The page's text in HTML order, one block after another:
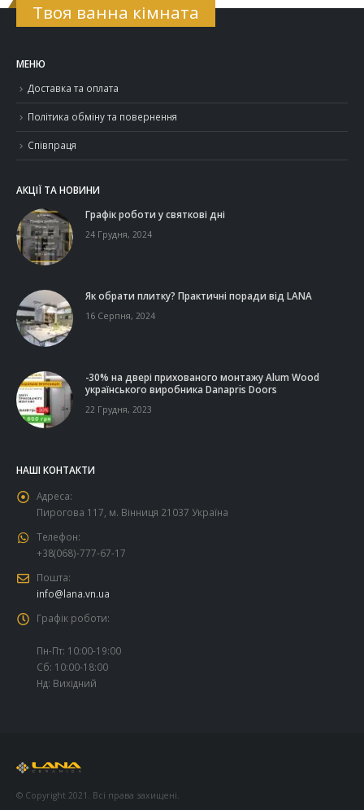
Твоя ванна кімната
МЕНЮ
Доставка та оплата
Політика обміну та повернення
Співпраця
АКЦІЇ ТА НОВИНИ
Графік роботи у святкові дні
24 Грудня, 2024
Як обрати плитку? Практичні поради від LANA
16 Серпня, 2024
-30% на двері прихованого монтажу Alum Wood
українського виробника Danapris Doors
22 Грудня, 2023
НАШІ КОНТАКТИ
Адреса:
Пирогова 117, м. Вінниця 21037 Україна
Телефон:
+38(068)-777-67-17
Пошта:
info@lana.vn.ua
Графік роботи:
Пн-Пт: 10:00-19:00
Сб: 10:00-18:00
Нд: Вихідний
© Copyright 2021. Всі права захищені.